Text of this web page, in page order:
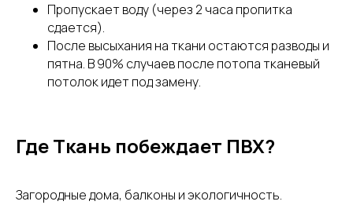
Пропускает воду (через 2 часа пропитка
сдается).
После высыхания на ткани остаются разводы и
пятна. В 90% случаев после потопа тканевый
потолок идет под замену.
Где Ткань побеждает ПВХ?
Загородные дома, балконы и экологичность.